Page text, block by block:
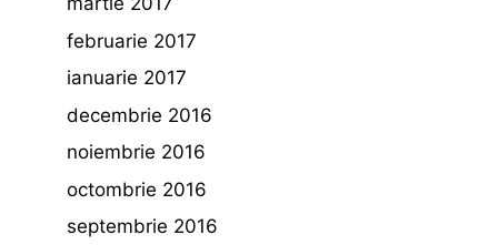
februarie 2017
ianuarie 2017
decembrie 2016
noiembrie 2016
octombrie 2016
septembrie 2016